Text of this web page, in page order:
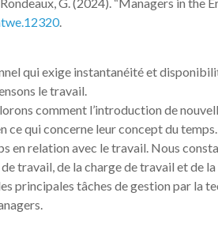
Rondeaux, G. (2024). “Managers in
.
qui exige instantanéité et
le travail.
comment l’introduction de
ce qui concerne leur concept du
en relation avec le travail. Nous
travail, de la charge de travail et de
principales tâches de gestion par la